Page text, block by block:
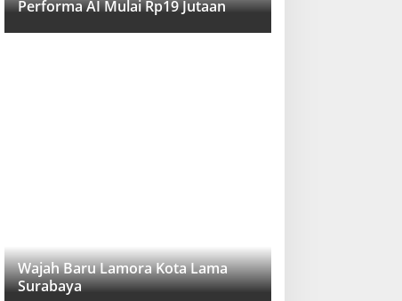
Performa AI Mulai Rp19 Jutaan
Wajah Baru Lamora Kota Lama
Surabaya